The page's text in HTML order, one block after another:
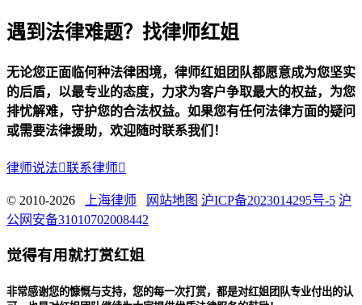
遇到法律难题？找律师红姐
无论您正面临何种法律困境，律师红姐团队都愿意成为您坚实
的后盾，以最专业的态度，力求为客户争取最大的权益，为您
排忧解难，守护您的合法权益。如果您有任何法律方面的疑问
或需要法律援助，欢迎随时联系我们！
律师说法联系律师
© 2010-2026 上海律师 网站地图 沪ICP备2023014295号-5 沪
公网安备31010702008442
觉得有用就打赏红姐
非常感谢您的慷慨与支持，您的每一次打赏，都是对红姐团队专业付出的认